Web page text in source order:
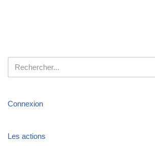
Connexion
Les actions